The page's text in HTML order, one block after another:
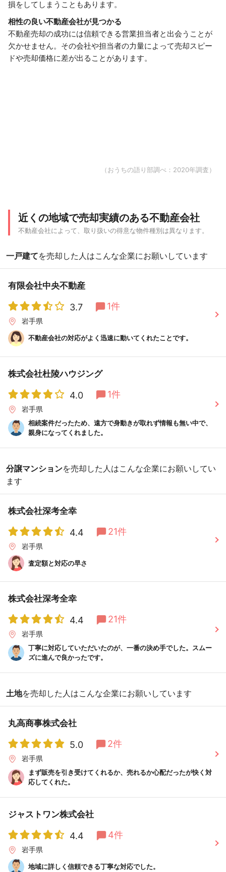
損をしてしまうこともあります。
相性の良い不動産会社が見つかる
不動産売却の成功には信頼できる営業担当者と出会うことが
欠かせません。その会社や担当者の力量によって売却スピー
ドや売却価格に差が出ることがあります。
（おうちの語り部調べ：2020年調査）
近くの地域で売却実績のある不動産会社
不動産会社によって、取り扱いの得意な物件種別は異なります。
一戸建てを売却した人はこんな企業にお願いしています
有限会社中央不動産
3.7 1件
岩手県
不動産会社の対応がよく迅速に動いてくれたことです。
株式会社杜陵ハウジング
4.0 1件
岩手県
相続案件だったため、遠方で身動きが取れず情報も無い中で、
親身になってくれました。
分譲マンションを売却した人はこんな企業にお願いしてい
ます
株式会社深考全幸
4.4 21件
岩手県
査定額と対応の早さ
株式会社深考全幸
4.4 21件
岩手県
丁寧に対応していただいたのが、一番の決め手でした。スムー
ズに進んで良かったです。
土地を売却した人はこんな企業にお願いしています
丸高商事株式会社
5.0 2件
岩手県
まず販売を引き受けてくれるか、売れるか心配だったが快く対
応してくれた。
ジャストワン株式会社
4.4 4件
岩手県
地域に詳しく信頼できる丁寧な対応でした。